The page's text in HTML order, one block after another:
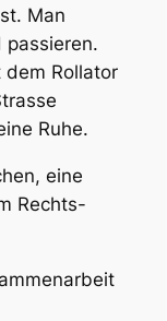
Man
Rollator
Ruhe.
eine
Rechts-